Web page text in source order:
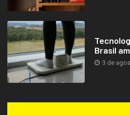
Brasil
3 de